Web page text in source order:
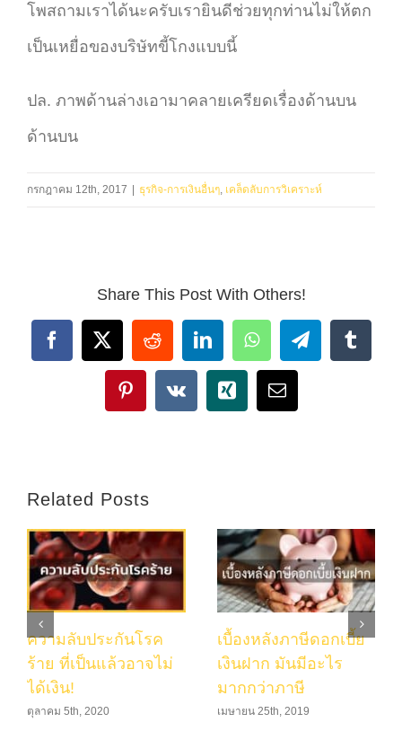
โพสถามเราได้นะครับเรายินดีช่วยทุกท่านไม่ให้ตก
เป็นเหยื่อของบริษัทขี้โกงแบบนี้
ปล. ภาพด้านล่างเอามาคลายเครียดเรื่องด้านบน
ด้านบน
กรกฎาคม 12th, 2017 | ธุรกิจ-การเงินอื่นๆ เคล็ดลับการวิเคราะห์
Share This Post With Others!
Facebook
X RedditLinkedInWhatsAppTelegramTumblr
Pinterest
Vk Xing Email
Related Posts
ความลับประกันโรค
ร้าย ที่เป็นแล้วอาจไม่
ได้เงิน!
ตุลาคม 5th, 2020
เบื้องหลังภาษีดอกเบี้ย
เงินฝาก มันมีอะไร
มากกว่าภาษี
เมษายน 25th, 2019